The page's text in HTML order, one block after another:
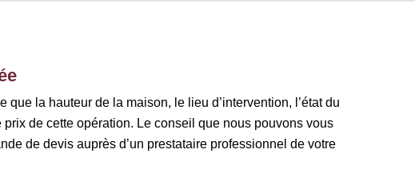
la hauteur de la maison, le lieu d’intervention, l’état du
de cette opération. Le conseil que nous pouvons vous
de devis auprès d’un prestataire professionnel de votre